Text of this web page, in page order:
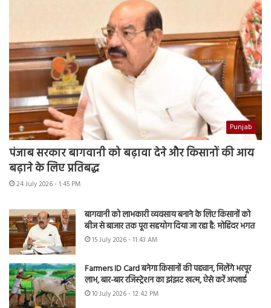
Punjab
पंजाब सरकार बागवानी को बढ़ावा देने और किसानों की आय
बढ़ाने के लिए प्रतिबद्ध
24 July 2026 - 1:45 PM
बागवानी को लाभकारी व्यवसाय बनाने के लिए किसानों को
बीज से बाजार तक पूरा सहयोग दिया जा रहा है: मोहिंदर भगत
15 July 2026 - 11:43 AM
Farmers ID Card बनेगा किसानों की पहचान, मिलेंगे भरपूर
लाभ, बार-बार रजिस्ट्रेशन का झंझट खत्म, ऐसे करें अप्लाई
10 July 2026 - 12:42 PM